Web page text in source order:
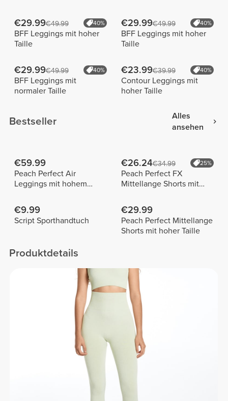
€29.99€49.99 40%
BFF Leggings mit hoher
Taille
€29.99€49.99 40%
BFF Leggings mit hoher
Taille
€29.99€49.99 40%
BFF Leggings mit
normaler Taille
€23.99€39.99 40%
Contour Leggings mit
hoher Taille
Bestseller
Alles
ansehen
€59.99
Peach Perfect Air
Leggings mit hohem
€26.24€34.99 25%
Peach Perfect FX
Mittellange Shorts mit
€9.99
Script Sporthandtuch
€29.99
Peach Perfect Mittellange
Shorts mit hoher Taille
Produktdetails